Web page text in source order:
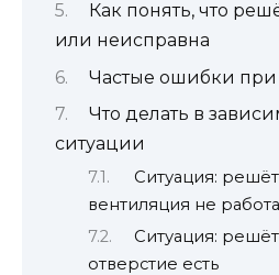
Как понять, что
или неисправна
Частые ошибки при
Что делать в
ситуации
Ситуация:
вентиляция не
Ситуация:
отверстие есть